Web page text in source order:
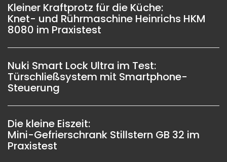
Kleiner Kraftprotz für die Küche:
Knet- und Rührmaschine Heinrichs HKM
8080 im Praxistest
Nuki Smart Lock Ultra im Test:
Türschließsystem mit Smartphone-
Steuerung
Die kleine Eiszeit:
Mini-Gefrierschrank Stillstern GB 32 im
Praxistest